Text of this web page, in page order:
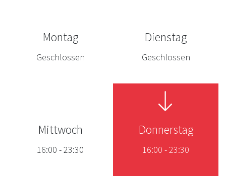
Montag
Geschlossen
Dienstag
Geschlossen
Mittwoch
16:00 -23:30
Donnerstag
16:00 -23:30